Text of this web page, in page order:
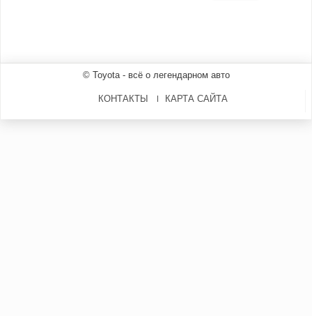
© Toyota - всё о легендарном авто
КОНТАКТЫ КАРТА САЙТА